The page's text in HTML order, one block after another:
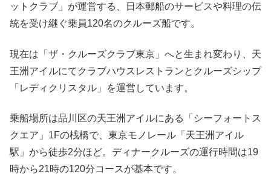
ットクラブ」が運営する、日本郵船のサービスや料理の伝
統を受け継ぐ乗員120名のクルーズ船です。
現在は「ザ・クルーズクラブ東京」へと生まれ変わり、天
王洲アイルにてクラブハウスレストランとクルーズシップ
「レディクリスタル」を運営しています。
乗船場所は品川区の天王洲アイルにある「シーフォートス
クエア」1Fの桟橋で、東京モノレール「天王洲アイル
駅」から徒歩2分ほど。ディナークルーズの運行時間は19
時から21時の120分コースが基本です。